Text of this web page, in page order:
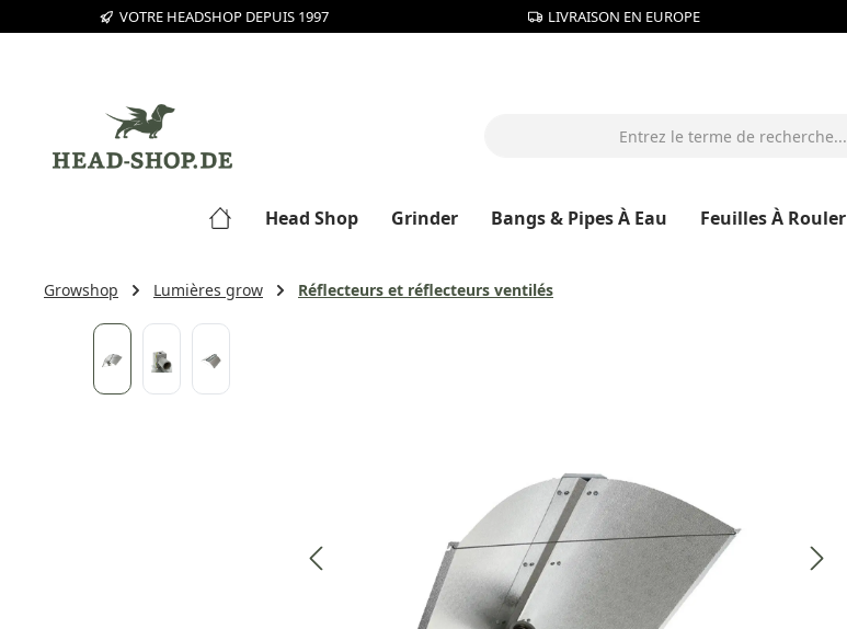
au contenu principal
Passer à la recherche
Passer à la navigation principale
VOTRE HEADSHOP DEPUIS 1997 LIVRAISON EN EUROPE
Head Shop Grinder Bangs & Pipes À Eau Feuilles À Rouler
Growshop Lumières grow Réflecteurs et réflecteurs ventilés
Ignorer la galerie d'images